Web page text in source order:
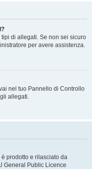
di allegati. Se non sei sicuro
per avere assistenza.
nel tuo Pannello di Controllo
allegati.
prodotto e rilasciato da
General Public Licence